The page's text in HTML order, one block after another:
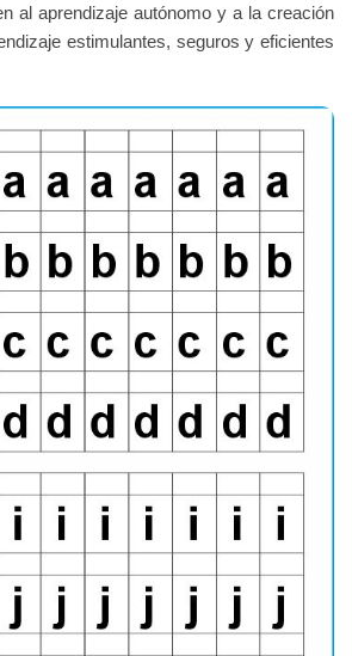
al aprendizaje autónomo y a la creación
estimulantes, seguros y eficientes